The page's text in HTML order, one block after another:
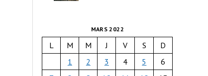
MARS 2022
L M M J V S
D
1
2 3 4 5
6